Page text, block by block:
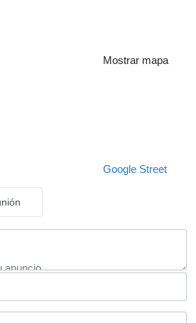
Mostrar mapa
Google Street